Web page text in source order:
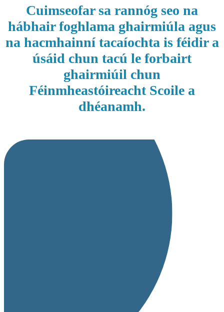
Cuimseofar sa rannóg seo na
hábhair foghlama ghairmiúla agus
na hacmhainní tacaíochta is féidir a
úsáid chun tacú le forbairt
ghairmiúil chun
Féinmheastóireacht Scoile a
dhéanamh.